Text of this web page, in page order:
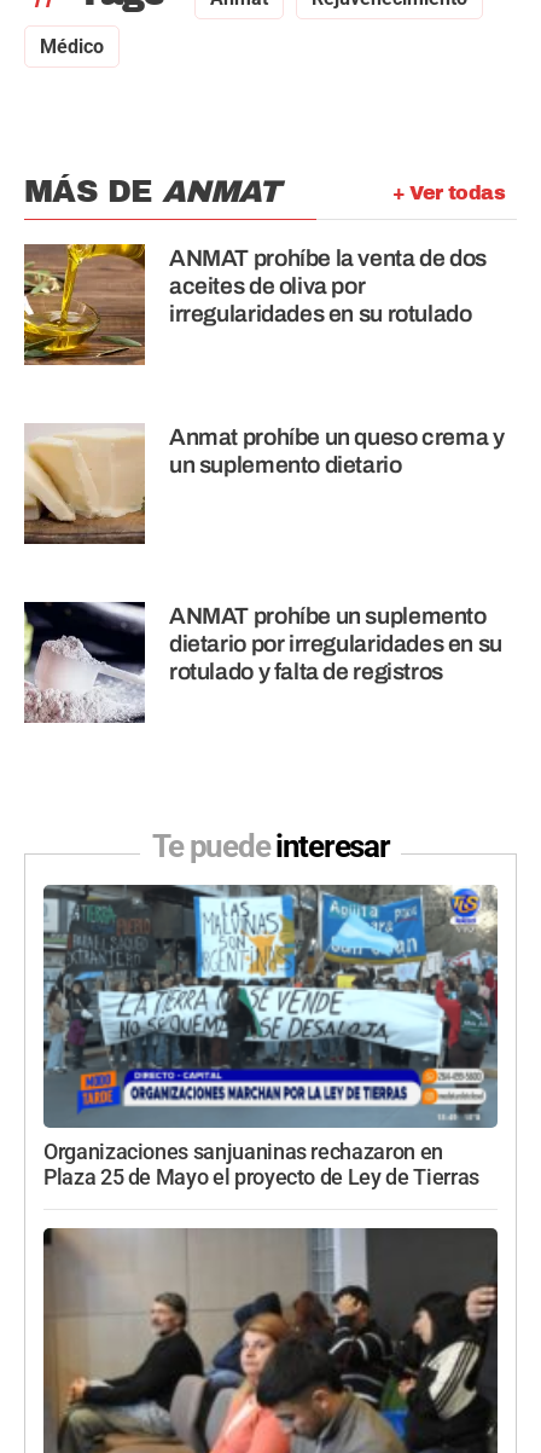
Médico
+ Ver todas
MÁS DE ANMAT
ANMAT prohíbe la venta de dos
aceites de oliva por
irregularidades en su rotulado
Anmat prohíbe un queso crema y
un suplemento dietario
ANMAT prohíbe un suplemento
dietario por irregularidades en su
rotulado y falta de registros
Te puedeinteresar
Organizaciones sanjuaninas rechazaron en
Plaza 25 de Mayo el proyecto de Ley de Tierras